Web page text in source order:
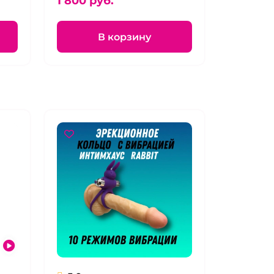
В корзину